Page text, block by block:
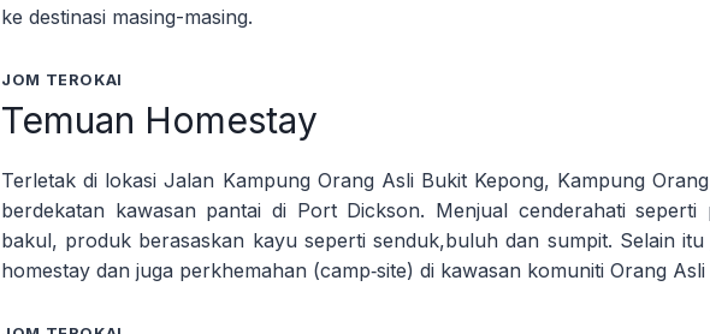
ke destinasi masing-masing.
JOM TEROKAI
Temuan Homestay
Terletak di lokasi Jalan Kampung Orang Asli Bukit Kepong, Kampung
berdekatan kawasan pantai di Port Dickson. Menjual cenderahati
bakul, produk berasaskan kayu seperti senduk,buluh dan sumpit. Selain
homestay dan juga perkhemahan (camp‐site) di kawasan komuniti Orang Asli